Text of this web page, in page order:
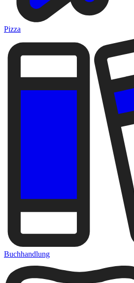
Pizza
Buchhandlung